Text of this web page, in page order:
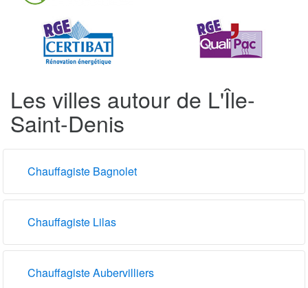
Les villes autour de L'Île-
Saint-Denis
Chauffagiste Bagnolet
Chauffagiste Lilas
Chauffagiste Aubervilliers